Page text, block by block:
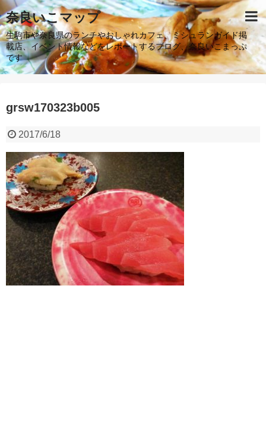
奈良いこマップ
生駒市や奈良県のランチやおしゃれカフェ、ミシュランガイド掲
載店、イベント情報などをレポートするブログ、奈良いこまっぷ
です
grsw170323b005
2017/6/18